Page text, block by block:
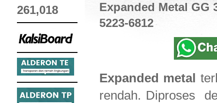
Expanded Metal GG
5223-6812
Expanded metal
rendah. Diproses
261,018